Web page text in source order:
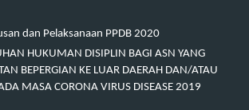
dan Pelaksanaan PPDB 2020
HUKUMAN DISIPLIN BAGI ASN YANG
BEPERGIAN KE LUAR DAERAH DAN/ATAU
MASA CORONA VIRUS DISEASE 2019